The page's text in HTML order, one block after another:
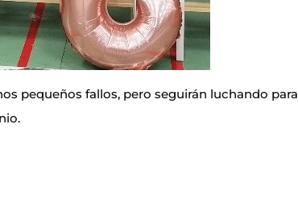
pequeños fallos, pero seguirán luchando para